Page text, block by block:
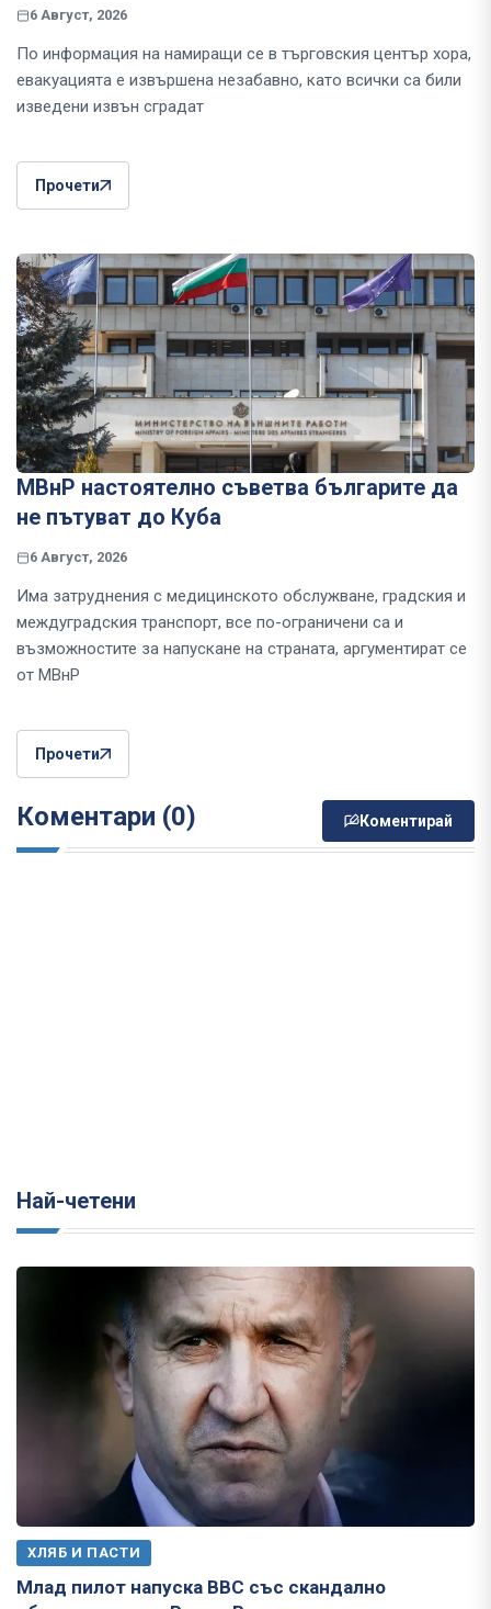
6 Август, 2026
По информация на намиращи се в търговския център хора,
евакуацията е извършена незабавно, като всички са били
изведени извън сградат
Прочети
МВнР настоятелно съветва българите да
не пътуват до Куба
6 Август, 2026
Има затруднения с медицинското обслужване, градския и
междуградския транспорт, все по-ограничени са и
възможностите за напускане на страната, аргументират се
от МВнР
Прочети
Коментари (0) Коментирай
Най-четени
ХЛЯБ И ПАСТИ
Млад пилот напуска ВВС със скандално